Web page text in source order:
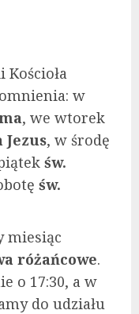
w
, we wtorek
Jezus, w środę
św.
św.
miesiąc
różańcowe.
o 17:30, a w
do udziału